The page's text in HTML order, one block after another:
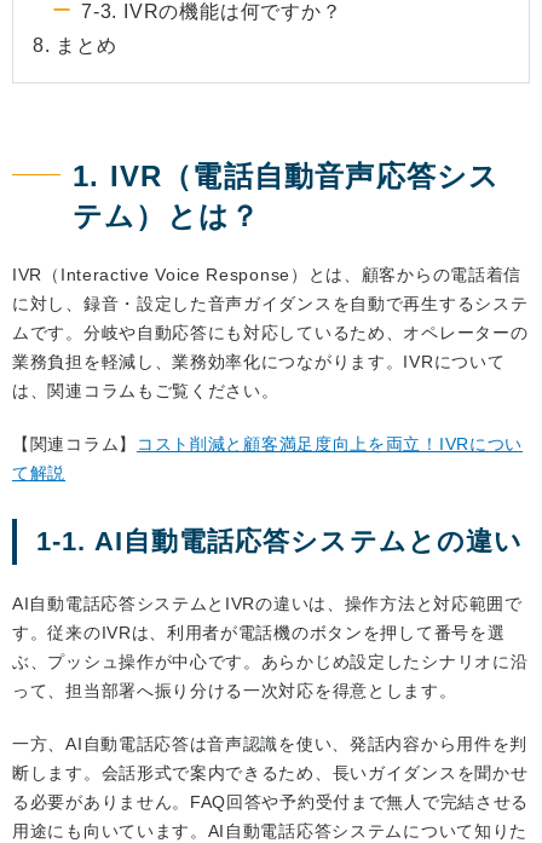
7-3. IVRの機能は何ですか？
8. まとめ
1. IVR（電話自動音声応答シス
テム）とは？
IVR（Interactive Voice Response）とは、顧客からの電話着信
に対し、録音・設定した音声ガイダンスを自動で再生するシステ
ムです。分岐や自動応答にも対応しているため、オペレーターの
業務負担を軽減し、業務効率化につながります。IVRについて
は、関連コラムもご覧ください。
【関連コラム】
コスト削減と顧客満足度向上を両立！IVRについ
て解説
1-1. AI自動電話応答システムとの違い
AI自動電話応答システムとIVRの違いは、操作方法と対応範囲で
す。従来のIVRは、利用者が電話機のボタンを押して番号を選
ぶ、プッシュ操作が中心です。あらかじめ設定したシナリオに沿
って、担当部署へ振り分ける一次対応を得意とします。
一方、AI自動電話応答は音声認識を使い、発話内容から用件を判
断します。会話形式で案内できるため、長いガイダンスを聞かせ
る必要がありません。FAQ回答や予約受付まで無人で完結させる
用途にも向いています。AI自動電話応答システムについて知りた